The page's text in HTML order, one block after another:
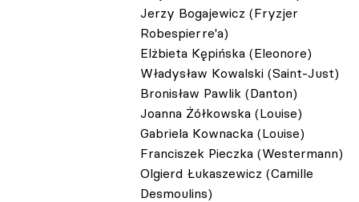
Jerzy Bogajewicz (Fryzjer
Robespierre'a)
Elżbieta Kępińska (Eleonore)
Władysław Kowalski (Saint-Just)
Bronisław Pawlik (Danton)
Joanna Żółkowska (Louise)
Gabriela Kownacka (Louise)
Franciszek Pieczka (Westermann)
Olgierd Łukaszewicz (Camille
Desmoulins)